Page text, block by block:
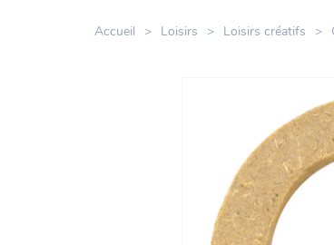
Accueil Loisirs Loisirs créatifs